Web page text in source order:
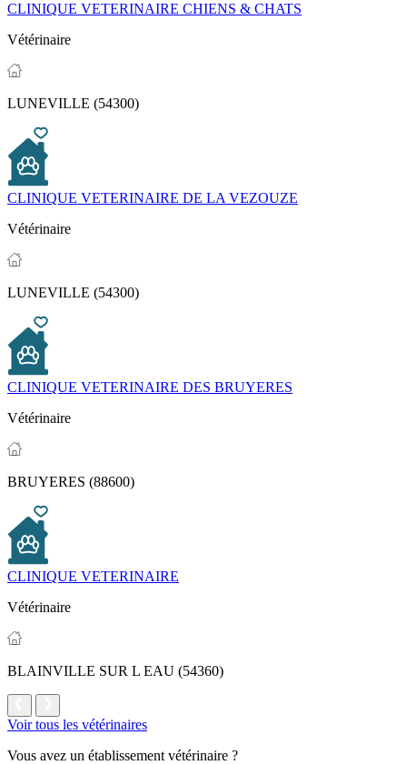
CLINIQUE VETERINAIRE CHIENS & CHATS
Vétérinaire
LUNEVILLE (54300)
CLINIQUE VETERINAIRE DE LA VEZOUZE
Vétérinaire
LUNEVILLE (54300)
CLINIQUE VETERINAIRE DES BRUYERES
Vétérinaire
BRUYERES (88600)
CLINIQUE VETERINAIRE
Vétérinaire
BLAINVILLE SUR L EAU (54360)
Voir tous les vétérinaires
Vous avez un établissement vétérinaire ?